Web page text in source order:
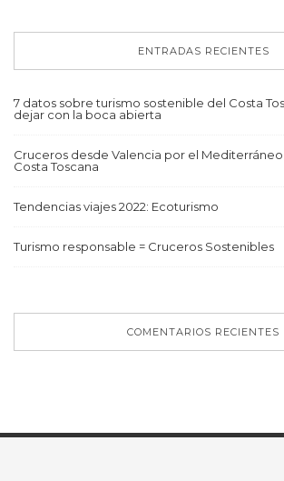
ENTRADAS RECIENTES
7 datos sobre turismo sostenible del Costa
dejar con la boca abierta
Cruceros desde Valencia por el
Costa Toscana
Tendencias viajes 2022: Ecoturismo
Turismo responsable = Cruceros Sostenibles
COMENTARIOS RECIENTES